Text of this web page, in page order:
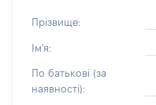
Прізвище:
Ім'я:
По батькові (за
наявності):